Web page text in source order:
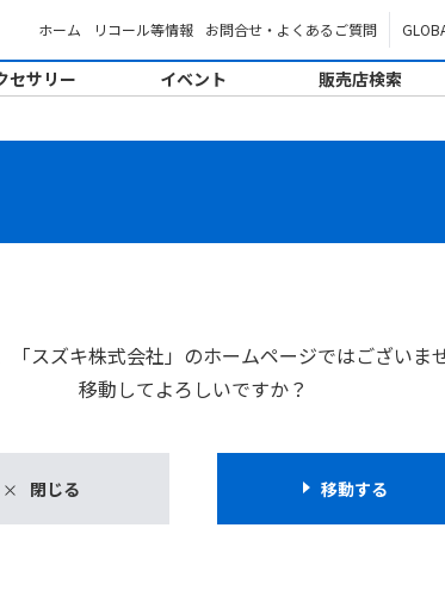
ホーム リコール等情報 お問合せ・よくあるご質問
セサリー イベント 販売店検索
「スズキ株式会社」のホームページではございま
移動してよろしいですか？
閉じる 移動する